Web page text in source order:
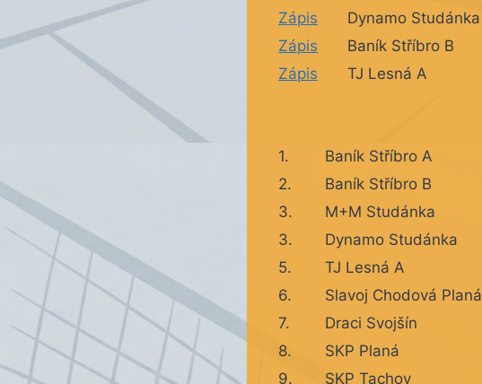
Zápis
Dynamo Studánka
Zápis
Baník Stříbro B
Zápis
TJ Lesná A
1.
Baník Stříbro A
2.
Baník Stříbro B
3.
M+M Studánka
3.
Dynamo Studánka
5.
TJ Lesná A
6.
Slavoj Chodová Planá
7.
Draci Svojšín
8.
SKP Planá
9.
SKP Tachov